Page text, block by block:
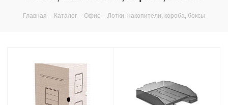
Главная - Каталог - Офис - Лотки, накопители, короба, боксы